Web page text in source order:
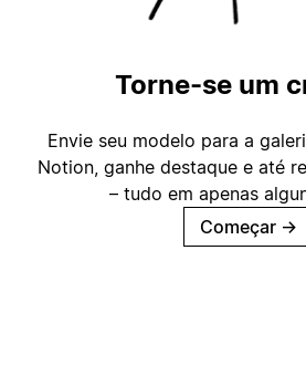
Torne-se um
Envie seu modelo para a
Notion, ganhe destaque e até
– tudo em apenas
Começar →